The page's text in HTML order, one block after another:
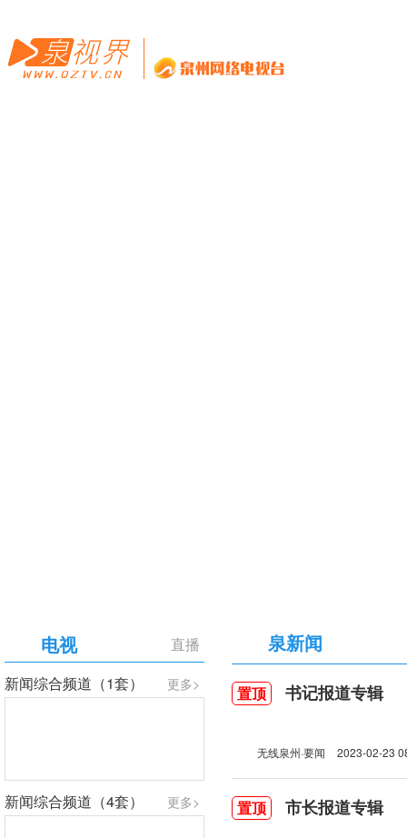
直播
电视
更多>
新闻综合频道（1套）
更多>
新闻综合频道（4套）
泉新闻
置顶 书记报道专辑
无线泉州·要闻 2023-02-23
置顶 市长报道专辑